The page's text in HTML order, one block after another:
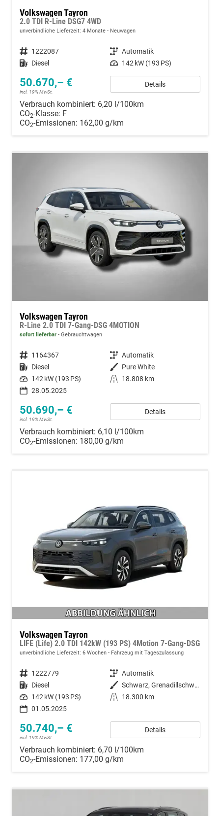
Volkswagen Tayron
2.0 TDI R-Line DSG7 4WD
unverbindliche Lieferzeit: 4 Monate Neuwagen
Fahrzeugnummer 1222087 Getriebe Automatik
Kraftstoff Diesel Leistung 142 kW (193 PS)
50.670,– €
incl. 19% MwSt.
Details
Verbrauch kombiniert: 6,20 l/100km
CO2-Klasse: F
CO2-Emissionen: 162,00 g/km
Volkswagen Tayron
R-Line 2.0 TDI 7-Gang-DSG 4MOTION
sofort lieferbar Gebrauchtwagen
Fahrzeugnummer 1164367 Getriebe Automatik
Kraftstoff Diesel Außenfarbe Pure White
Leistung 142 kW (193 PS) Kilometerstand
18.808 km
28.05.2025
50.690,– €
incl. 19% MwSt.
Details
Verbrauch kombiniert: 6,10 l/100km
CO2-Emissionen: 180,00 g/km
Volkswagen Tayron
LIFE (Life) 2.0 TDI 142kW (193 PS) 4Motion 7-Gang-DSG
unverbindliche Lieferzeit: 6 Wochen Fahrzeug mit Tageszulassung
Fahrzeugnummer 1222779 Getriebe Automatik
Kraftstoff Diesel Außenfarbe
Schwarz, Grenadillschwarz Metallic (0E)
Leistung 142 kW (193 PS) Kilometerstand
18.300 km
01.05.2025
50.740,– €
incl. 19% MwSt.
Details
Verbrauch kombiniert: 6,70 l/100km
CO2-Emissionen: 177,00 g/km